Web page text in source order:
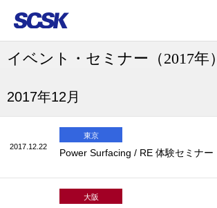
イベント・セミナー （2017年）
2017年12月
2017.12.22
東京
Power Surfacing / RE 体験セミナー
大阪